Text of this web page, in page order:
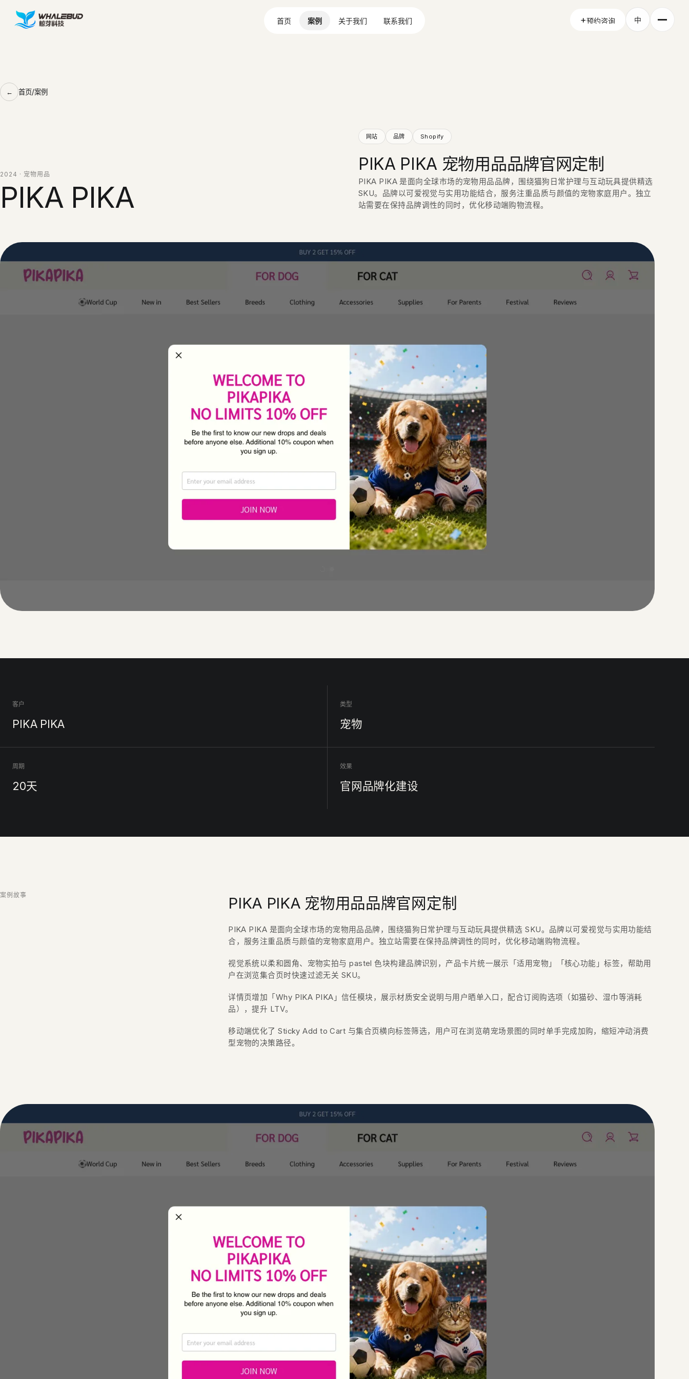
首页 案例 关于我们 联系我们 +预约咨询
中
首页/案例
2024 · 宠物用品
PIKA PIKA
网站 品牌 Shopify
PIKA PIKA 宠物用品品牌官网定制
PIKA PIKA 是面向全球市场的宠物用品品牌，围绕猫狗日常护理与互动玩具提供精选
SKU。品牌以可爱视觉与实用功能结合，服务注重品质与颜值的宠物家庭用户。独立
站需要在保持品牌调性的同时，优化移动端购物流程。
客户
PIKA PIKA
类型
宠物
周期
20天
效果
官网品牌化建设
案例故事 PIKA PIKA 宠物用品品牌官网定制
PIKA PIKA 是面向全球市场的宠物用品品牌，围绕猫狗日常护理与互动玩具提供精选 SKU。品牌以可爱视觉与实用功能结
合，服务注重品质与颜值的宠物家庭用户。独立站需要在保持品牌调性的同时，优化移动端购物流程。
视觉系统以柔和圆角、宠物实拍与 pastel 色块构建品牌识别，产品卡片统一展示「适用宠物」「核心功能」标签，帮助用
户在浏览集合页时快速过滤无关 SKU。
详情页增加「Why PIKA PIKA」信任模块，展示材质安全说明与用户晒单入口，配合订阅购选项（如猫砂、湿巾等消耗
品），提升 LTV。
移动端优化了 Sticky Add to Cart 与集合页横向标签筛选，用户可在浏览萌宠场景图的同时单手完成加购，缩短冲动消费
型宠物的决策路径。